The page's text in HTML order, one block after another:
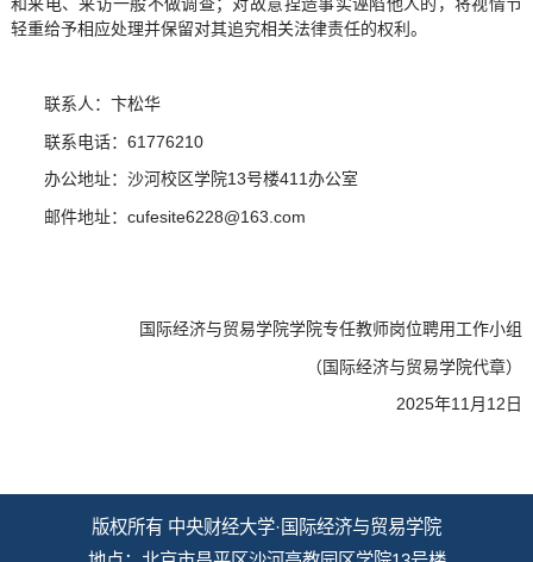
和来电、来访一般不做调查；对故意捏造事实诬陷他人的，将视情节
轻重给予相应处理并保留对其追究相关法律责任的权利。
联系人：卞松华
联系电话：61776210
办公地址：沙河校区学院13号楼411办公室
邮件地址：cufesite6228@163.com
国际经济与贸易学院学院专任教师岗位聘用工作小组
（国际经济与贸易学院代章）
2025年11月12日
版权所有 中央财经大学·国际经济与贸易学院